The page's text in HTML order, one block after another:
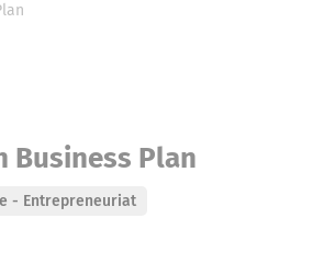
Business Plan
- Entrepreneuriat